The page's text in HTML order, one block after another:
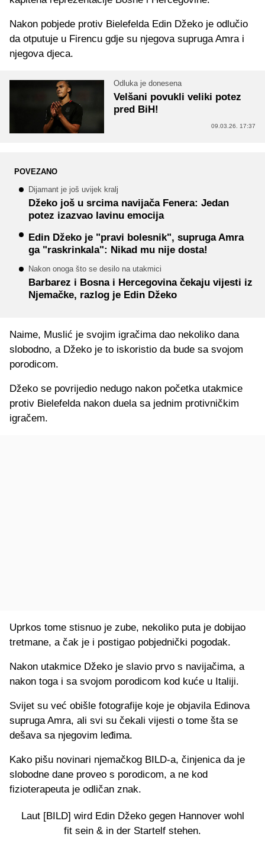
Nakon pobjede protiv Bielefelda Edin Džeko je odlučio
da otputuje u Firencu gdje su njegova supruga Amra i
njegova djeca.
Odluka je donesena
Velšani povukli veliki potez
pred BiH!
09.03.26. 17:37
POVEZANO
Dijamant je još uvijek kralj
Džeko još u srcima navijača Fenera: Jedan
potez izazvao lavinu emocija
Edin Džeko je "pravi bolesnik", supruga Amra
ga "raskrinkala": Nikad mu nije dosta!
Nakon onoga što se desilo na utakmici
Barbarez i Bosna i Hercegovina čekaju vijesti iz
Njemačke, razlog je Edin Džeko
Naime, Muslić je svojim igračima dao nekoliko dana
slobodno, a Džeko je to iskoristio da bude sa svojom
porodicom.
Džeko se povrijedio nedugo nakon početka utakmice
protiv Bielefelda nakon duela sa jednim protivničkim
igračem.
Uprkos tome stisnuo je zube, nekoliko puta je dobijao
tretmane, a čak je i postigao pobjednički pogodak.
Nakon utakmice Džeko je slavio prvo s navijačima, a
nakon toga i sa svojom porodicom kod kuće u Italiji.
Svijet su već obišle fotografije koje je objavila Edinova
supruga Amra, ali svi su čekali vijesti o tome šta se
dešava sa njegovim leđima.
Kako pišu novinari njemačkog BILD-a, činjenica da je
slobodne dane proveo s porodicom, a ne kod
fizioterapeuta je odličan znak.
Laut [BILD] wird Edin Džeko gegen Hannover wohl
fit sein & in der Startelf stehen.